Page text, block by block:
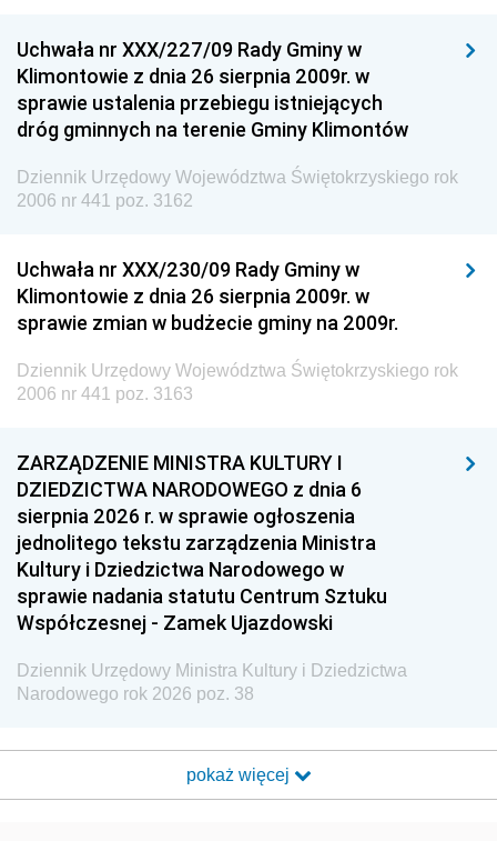
Uchwała nr XXX/227/09 Rady Gminy w
Klimontowie z dnia 26 sierpnia 2009r. w
sprawie ustalenia przebiegu istniejących
dróg gminnych na terenie Gminy Klimontów
Dziennik Urzędowy Województwa Świętokrzyskiego rok
2006 nr 441 poz. 3162
Uchwała nr XXX/230/09 Rady Gminy w
Klimontowie z dnia 26 sierpnia 2009r. w
sprawie zmian w budżecie gminy na 2009r.
Dziennik Urzędowy Województwa Świętokrzyskiego rok
2006 nr 441 poz. 3163
ZARZĄDZENIE MINISTRA KULTURY I
DZIEDZICTWA NARODOWEGO z dnia 6
sierpnia 2026 r. w sprawie ogłoszenia
jednolitego tekstu zarządzenia Ministra
Kultury i Dziedzictwa Narodowego w
sprawie nadania statutu Centrum Sztuku
Współczesnej - Zamek Ujazdowski
Dziennik Urzędowy Ministra Kultury i Dziedzictwa
Narodowego rok 2026 poz. 38
pokaż więcej